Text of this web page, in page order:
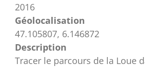
2016
Géolocalisation
47.105807, 6.146872
Description
Tracer le parcours de la Loue